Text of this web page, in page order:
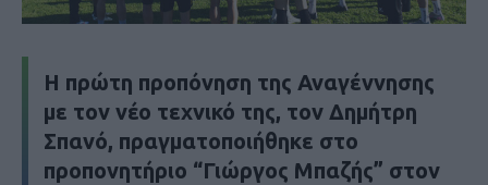
Η πρώτη προπόνηση της Αναγέννησης
με τον νέο τεχνικό της, τον Δημήτρη
Σπανό, πραγματοποιήθηκε στο
προπονητήριο “Γιώργος Μπαζής” στον